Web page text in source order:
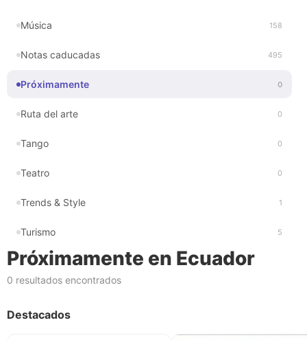
Música 158
Notas caducadas 495
Próximamente 0
Ruta del arte 0
Tango 0
Teatro 0
Trends & Style 1
Turismo 5
Próximamente en Ecuador
0 resultados encontrados
Destacados